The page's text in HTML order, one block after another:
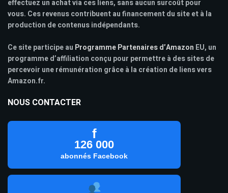
effectuez un achat via ces liens, sans aucun surcoût pour
vous. Ces revenus contribuent au financement du site et à la
production de contenus indépendants.
Ce site participe au Programme Partenaires d’Amazon EU, un
programme d’affiliation conçu pour permettre à des sites de
percevoir une rémunération grâce à la création de liens vers
Amazon.fr.
NOUS CONTACTER
f
126 000
abonnés Facebook